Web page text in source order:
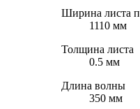
Ширина листа
1110 мм
Толщина листа
0.5 мм
Длина волны
350 мм